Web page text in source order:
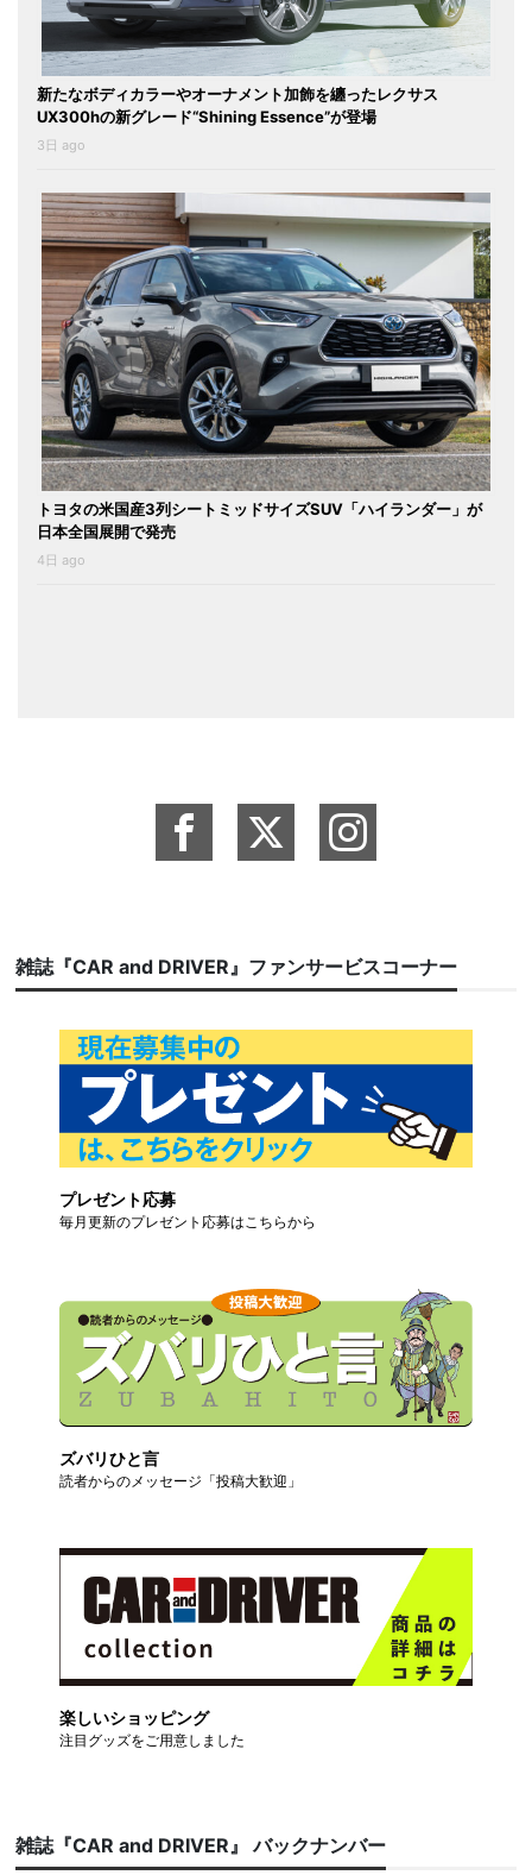
新たなボディカラーやオーナメント加飾を纏ったレクサス
UX300hの新グレード“Shining Essence”が登場
3日 ago
トヨタの米国産3列シートミッドサイズSUV「ハイランダー」が
日本全国展開で発売
4日 ago
雑誌『CAR and DRIVER』ファンサービスコーナー
プレゼント応募
毎月更新のプレゼント応募はこちらから
ズバリひと言
読者からのメッセージ「投稿大歓迎」
楽しいショッピング
注目グッズをご用意しました
雑誌『CAR and DRIVER』 バックナンバー